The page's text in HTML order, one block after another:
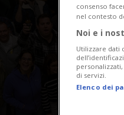
consenso
nel contesto
Noi e i
Utilizzare dati
di servizi.
Elenco dei